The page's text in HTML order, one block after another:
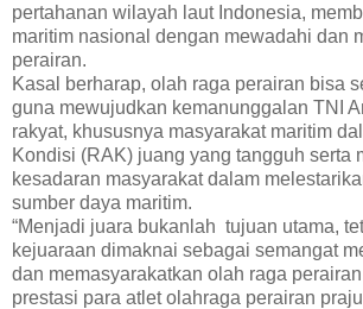
pertahanan wilayah laut Indonesia,
maritim nasional dengan mewadahi dan
perairan.
Kasal berharap, olah raga perairan bisa
guna mewujudkan kemanunggalan TNI
rakyat, khususnya masyarakat maritim
Kondisi (RAK) juang yang tangguh serta
kesadaran masyarakat dalam
sumber daya maritim.
“Menjadi juara bukanlah tujuan utama,
kejuaraan dimaknai sebagai semangat
dan memasyarakatkan olah raga
prestasi para atlet olahraga perairan